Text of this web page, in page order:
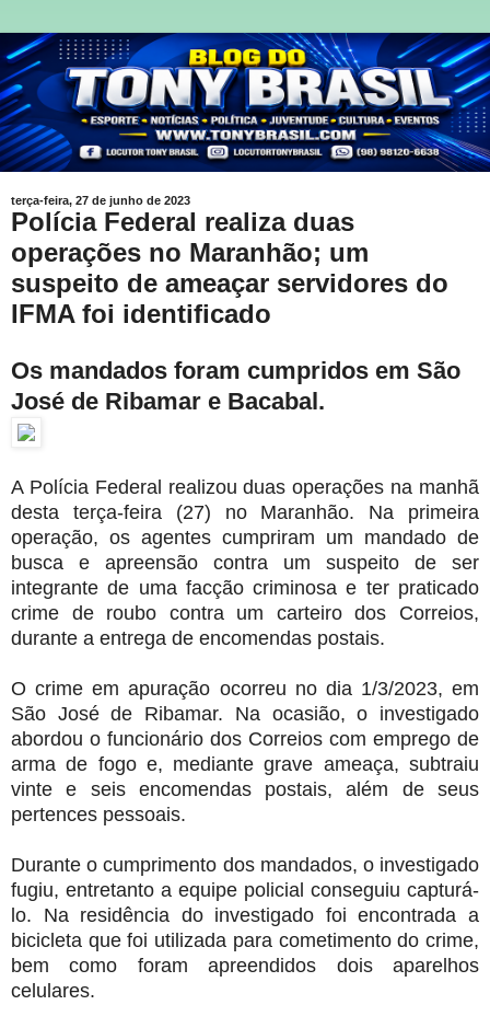
terça-feira, 27 de junho de 2023
Polícia Federal realiza duas
operações no Maranhão; um
suspeito de ameaçar servidores do
IFMA foi identificado
Os mandados foram cumpridos em São
José de Ribamar e Bacabal.
A Polícia Federal realizou duas operações na manhã
desta terça-feira (27) no Maranhão. Na primeira
operação, os agentes cumpriram um mandado de
busca e apreensão contra um suspeito de ser
integrante de uma facção criminosa e ter praticado
crime de roubo contra um carteiro dos Correios,
durante a entrega de encomendas postais.
O crime em apuração ocorreu no dia 1/3/2023, em
São José de Ribamar. Na ocasião, o investigado
abordou o funcionário dos Correios com emprego de
arma de fogo e, mediante grave ameaça, subtraiu
vinte e seis encomendas postais, além de seus
pertences pessoais.
Durante o cumprimento dos mandados, o investigado
fugiu, entretanto a equipe policial conseguiu capturá-
lo. Na residência do investigado foi encontrada a
bicicleta que foi utilizada para cometimento do crime,
bem como foram apreendidos dois aparelhos
celulares.